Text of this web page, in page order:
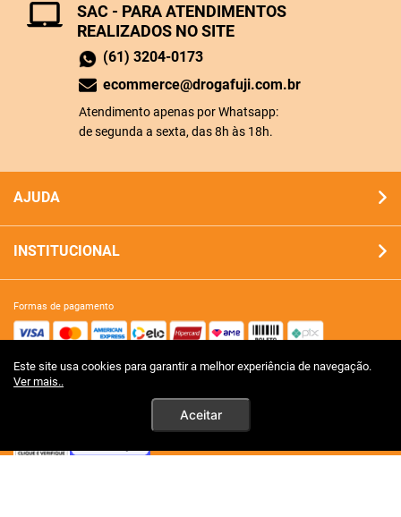
Este site usa cookies para garantir a melhor experiência de navegação.
Ver mais..
Aceitar
SAC - PARA ATENDIMENTOS
REALIZADOS NO SITE
(61) 3204-0173
ecommerce@drogafuji.com.br
Atendimento apenas por Whatsapp:
de segunda a sexta, das 8h às 18h.
AJUDA
INSTITUCIONAL
formas de pagamento
site 100% seguro